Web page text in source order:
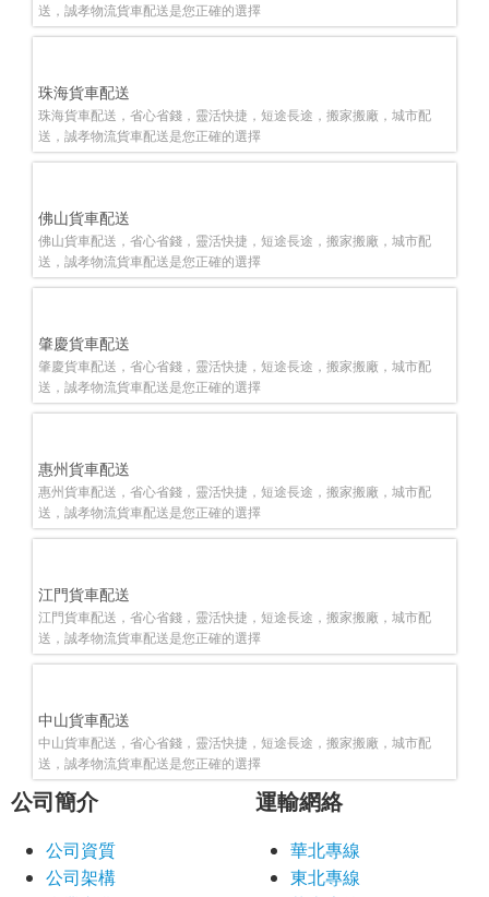
送，誠孝物流貨車配送是您正確的選擇
珠海貨車配送
珠海貨車配送，省心省錢，靈活快捷，短途長途，搬家搬廠，城市配
送，誠孝物流貨車配送是您正確的選擇
佛山貨車配送
佛山貨車配送，省心省錢，靈活快捷，短途長途，搬家搬廠，城市配
送，誠孝物流貨車配送是您正確的選擇
肇慶貨車配送
肇慶貨車配送，省心省錢，靈活快捷，短途長途，搬家搬廠，城市配
送，誠孝物流貨車配送是您正確的選擇
惠州貨車配送
惠州貨車配送，省心省錢，靈活快捷，短途長途，搬家搬廠，城市配
送，誠孝物流貨車配送是您正確的選擇
江門貨車配送
江門貨車配送，省心省錢，靈活快捷，短途長途，搬家搬廠，城市配
送，誠孝物流貨車配送是您正確的選擇
中山貨車配送
中山貨車配送，省心省錢，靈活快捷，短途長途，搬家搬廠，城市配
送，誠孝物流貨車配送是您正確的選擇
公司簡介
公司資質
公司架構
運輸網絡
華北專線
東北專線